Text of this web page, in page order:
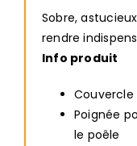
Sobre,
rendre
Info produit
Couvercle
Poignée
le poêle